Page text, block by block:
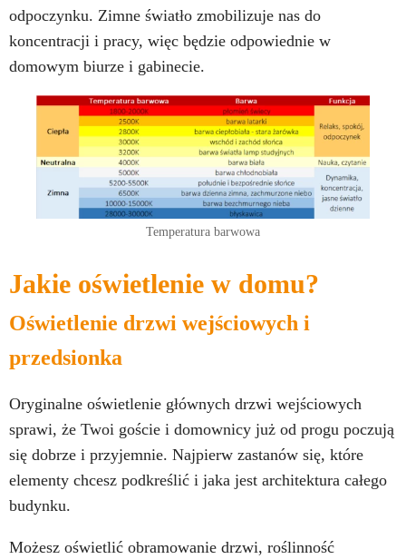
odpoczynku. Zimne światło zmobilizuje nas do
koncentracji i pracy, więc będzie odpowiednie w
domowym biurze i gabinecie.
Temperatura barwowa
Jakie oświetlenie w domu?
Oświetlenie drzwi wejściowych i
przedsionka
Oryginalne oświetlenie głównych drzwi wejściowych
sprawi, że Twoi goście i domownicy już od progu poczują
się dobrze i przyjemnie. Najpierw zastanów się, które
elementy chcesz podkreślić i jaka jest architektura całego
budynku.
Możesz oświetlić obramowanie drzwi, roślinność